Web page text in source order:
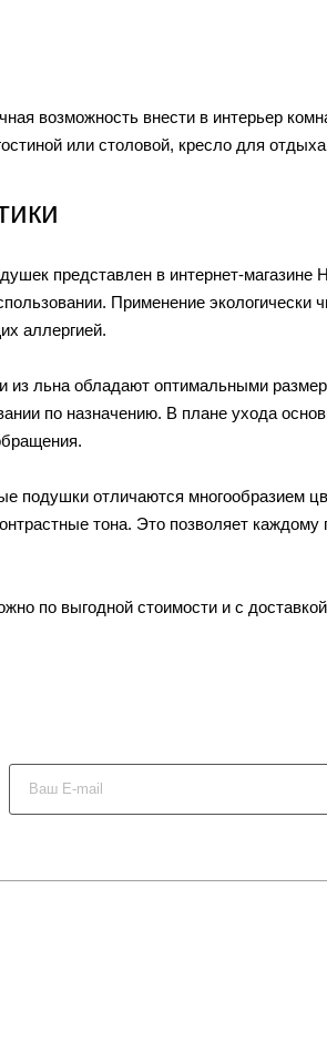
возможность внести в интерьер
или столовой, кресло для
представлен в интернет-магазине
Применение экологически
аллергией.
из льна обладают оптимальными
по назначению. В плане ухода
подушки отличаются многообразием
тона. Это позволяет
по выгодной стоимости и с